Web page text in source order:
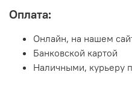
Оплата:
Онлайн, на нашем
Банковской картой
Наличными, курьеру